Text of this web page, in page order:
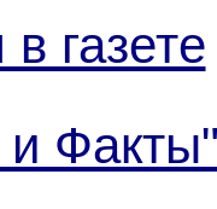
газете
и